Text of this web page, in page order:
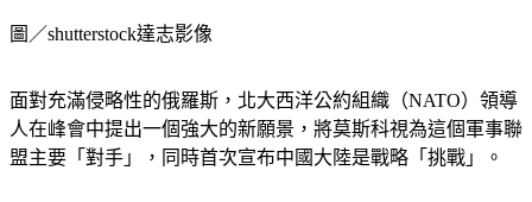
圖／shutterstock達志影像
面對充滿侵略性的俄羅斯，北大西洋公約組織（NATO）領導
人在峰會中提出一個強大的新願景，將莫斯科視為這個軍事聯
盟主要「對手」，同時首次宣布中國大陸是戰略「挑戰」。